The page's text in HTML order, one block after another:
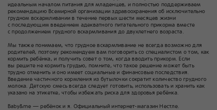
на протяжении всей
беременности.
идеальным началом питания для младенцев, и полностью поддерживаем
рекомендацию Всемирной организации здравоохранения об исключительно
грудном вскармливании в течение первых шести месяцев жизни
с последующим введением адекватного питательного прикорма вместе
с продолжением грудного вскармливания до двухлетнего возраста.
Мы также понимаем, что грудное вскармливание не всегда возможно для
родителей, поэтому рекомендуем вам поговорить со специалистом о том, как
кормить ребёнка, и получить совет о том, когда вводить прикорм. Если
вы решите не кормить грудью, помните, что такое решение может быть
трудно отменить и оно имеет социальные и финансовые последствия.
Введение частичного кормления из бутылочки сократит количество грудного
молока. Детскую смесь всегда следует готовить, использовать и хранить как
указано на этикетке, чтобы избежать риска для здоровья ребёнка.
Baby&me — ребёнок и я. Официальный интернет-магазин Нестле.